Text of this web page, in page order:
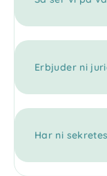
Erbjuder ni
Har ni